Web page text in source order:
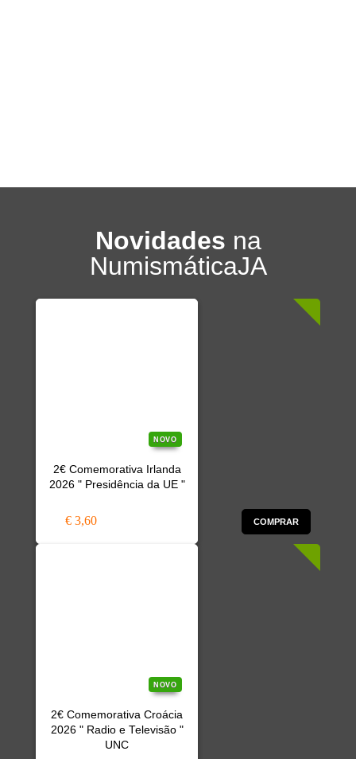
Novidades na
NumismáticaJA
NOVO
2€ Comemorativa Irlanda
2026 " Presidência da UE "
€ 3,60 COMPRAR
NOVO
2€ Comemorativa Croácia
2026 " Radio e Televisão "
UNC